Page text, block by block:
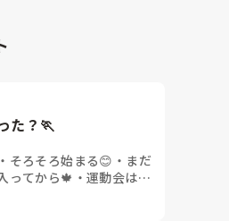
の時間を取る」などルー
た？🏃
・ そろそろ始まる😊 ・ まだ
ってから🍁 ・ 運動会はな